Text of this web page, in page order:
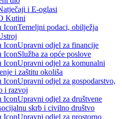
i E-oglasi
Kutini
Temeljni podaci, obilježja
Upravni odjel za financije
Služba za opće poslove
Upravni odjel za komunalni
i zaštitu okoliša
Upravni odjel za gospodarstvo,
i razvoj
Upravni odjel za društvene
skrb i civilno društvo
Upravni odjel za prostorno